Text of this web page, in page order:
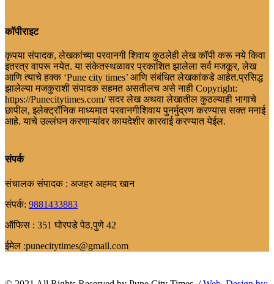
कॉपीराइट
कृपया संपादक, लेखकांच्या परवानगी शिवाय कुठलेही लेख कॉपी करू नये किवा
इतरत्र वापरू नयेत. या संकेतस्थळावर प्रकाशित झालेला सर्व मजकूर, लेख
आणि त्याचे हक्क ‘Pune city times’ आणि संबंधित लेखकांकडे आहेत.प्रसिद्ध
झालेल्या मजकुराशी संपादक सहमत असतीलच असे नाही Copyright:
https://Punecitytimes.com/ सदर लेख अथवा लेखातील कुठल्याही भागाचे
छापील, इलेक्ट्रॉनिक माध्यमात परवानगीशिवाय पुनर्मुद्रण करण्यास सक्त मनाई
आहे. याचे उल्लंघन करणाऱ्यांवर कायदेशीर कारवाई करण्यात येईल.
संपर्क
संचालक संपादक : अजहर अहमद खान
संपर्क: 9881433883
ऑफिस : 351 घोरपडे पेठ,पुणे 42
ईमेल :punecitytimes@gmail.com